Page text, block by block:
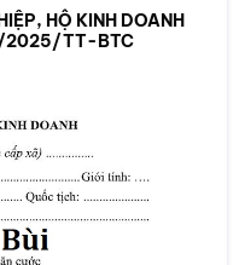
HỘ KINH DOANH
2025/TT-BTC